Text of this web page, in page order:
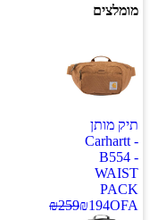
מומלצים
תיק מותן
Carhartt -
B554 -
WAIST
PACK
OFA
₪194
₪259